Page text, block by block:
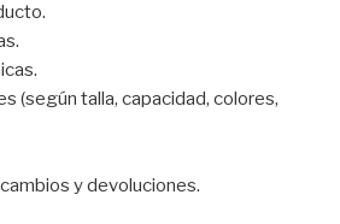
(según talla, capacidad, colores,
y devoluciones.